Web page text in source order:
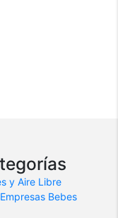
y Aire Libre
Bebes